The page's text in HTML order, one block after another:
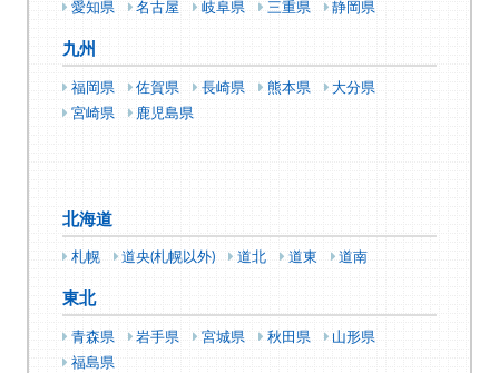
愛知県 名古屋 岐阜県 三重県 静岡県
九州
福岡県 佐賀県 長崎県 熊本県
大分県
宮崎県
鹿児島県
北海道
札幌 道央(札幌以外) 道北 道東 道南
東北
青森県 岩手県 宮城県 秋田県
山形県
福島県